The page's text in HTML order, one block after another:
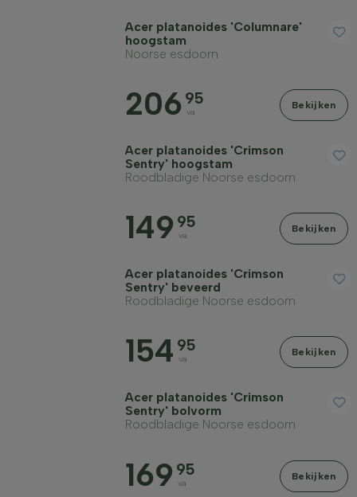
Acer platanoides 'Columnare'
hoogstam
Noorse esdoorn
206 95
va
Bekijken
Acer platanoides 'Crimson
Sentry' hoogstam
Roodbladige Noorse esdoorn
149 95
va
Bekijken
Acer platanoides 'Crimson
Sentry' beveerd
Roodbladige Noorse esdoorn
154 95
va
Bekijken
Acer platanoides 'Crimson
Sentry' bolvorm
Roodbladige Noorse esdoorn
169 95
va
Bekijken